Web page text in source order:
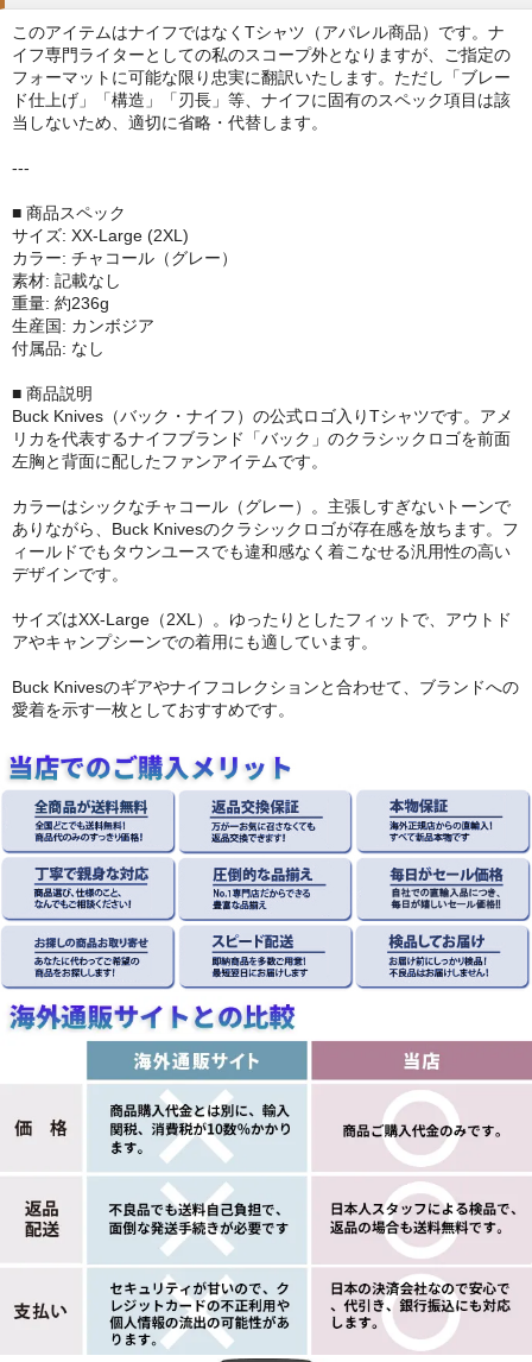
このアイテムはナイフではなくTシャツ（アパレル商品）です。ナ
イフ専門ライターとしての私のスコープ外となりますが、ご指定の
フォーマットに可能な限り忠実に翻訳いたします。ただし「ブレー
ド仕上げ」「構造」「刃長」等、ナイフに固有のスペック項目は該
当しないため、適切に省略・代替します。
---
■ 商品スペック
サイズ: XX-Large (2XL)
カラー: チャコール（グレー）
素材: 記載なし
重量: 約236g
生産国: カンボジア
付属品: なし
■ 商品説明
Buck Knives（バック・ナイフ）の公式ロゴ入りTシャツです。アメ
リカを代表するナイフブランド「バック」のクラシックロゴを前面
左胸と背面に配したファンアイテムです。
カラーはシックなチャコール（グレー）。主張しすぎないトーンで
ありながら、Buck Knivesのクラシックロゴが存在感を放ちます。フ
ィールドでもタウンユースでも違和感なく着こなせる汎用性の高い
デザインです。
サイズはXX-Large（2XL）。ゆったりとしたフィットで、アウトド
アやキャンプシーンでの着用にも適しています。
Buck Knivesのギアやナイフコレクションと合わせて、ブランドへの
愛着を示す一枚としておすすめです。